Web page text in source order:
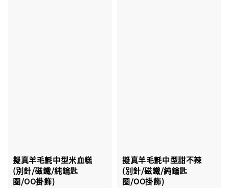
擬真羊毛氈中型米血糕
(別針/磁鐵/純鑰匙
圈/OO掛飾)
擬真羊毛氈中型甜不辣
(別針/磁鐵/純鑰匙
圈/OO掛飾)